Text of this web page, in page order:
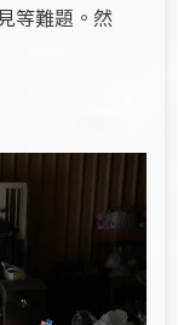
等難題。然